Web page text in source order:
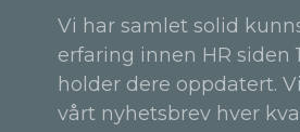
Vi har samlet solid
erfaring innen HR siden
holder dere oppdatert.
vårt nyhetsbrev hver